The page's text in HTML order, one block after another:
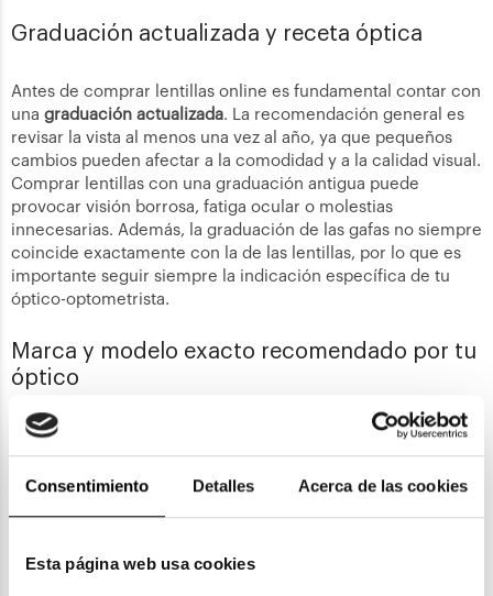
Consentimiento Detalles Acerca de las cookies
Esta página web usa cookies
Graduación actualizada y receta óptica
Antes de comprar lentillas online es fundamental contar con
una graduación actualizada. La recomendación general es
revisar la vista al menos una vez al año, ya que pequeños
cambios pueden afectar a la comodidad y a la calidad visual.
Comprar lentillas con una graduación antigua puede
provocar visión borrosa, fatiga ocular o molestias
innecesarias. Además, la graduación de las gafas no siempre
coincide exactamente con la de las lentillas, por lo que es
importante seguir siempre la indicación específica de tu
óptico-optometrista.
Marca y modelo exacto recomendado por tu
óptico
No todas las lentillas son iguales
, aunque tengan la misma
graduación. Cada marca y modelo utiliza materiales, diseños
y parámetros distintos (curva base, diámetro, hidratación,
asesoramiento puede afectar a la adaptación y provocar